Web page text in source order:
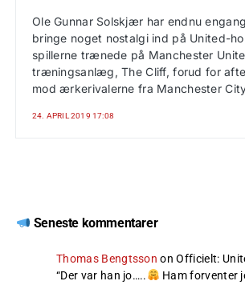
Ole Gunnar Solskjær har endnu
bringe noget nostalgi ind på United-
spillerne trænede på Manchester
træningsanlæg, The Cliff, forud for
mod ærkerivalerne fra Manchester
24. APRIL 2019 17:08
Seneste kommentarer
Thomas Bengtsson onOfficielt:
“Der var han jo…..
Ham forventer